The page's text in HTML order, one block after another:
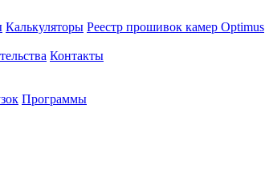
Калькуляторы Реестр прошивок камер Optimus
Контакты
Программы